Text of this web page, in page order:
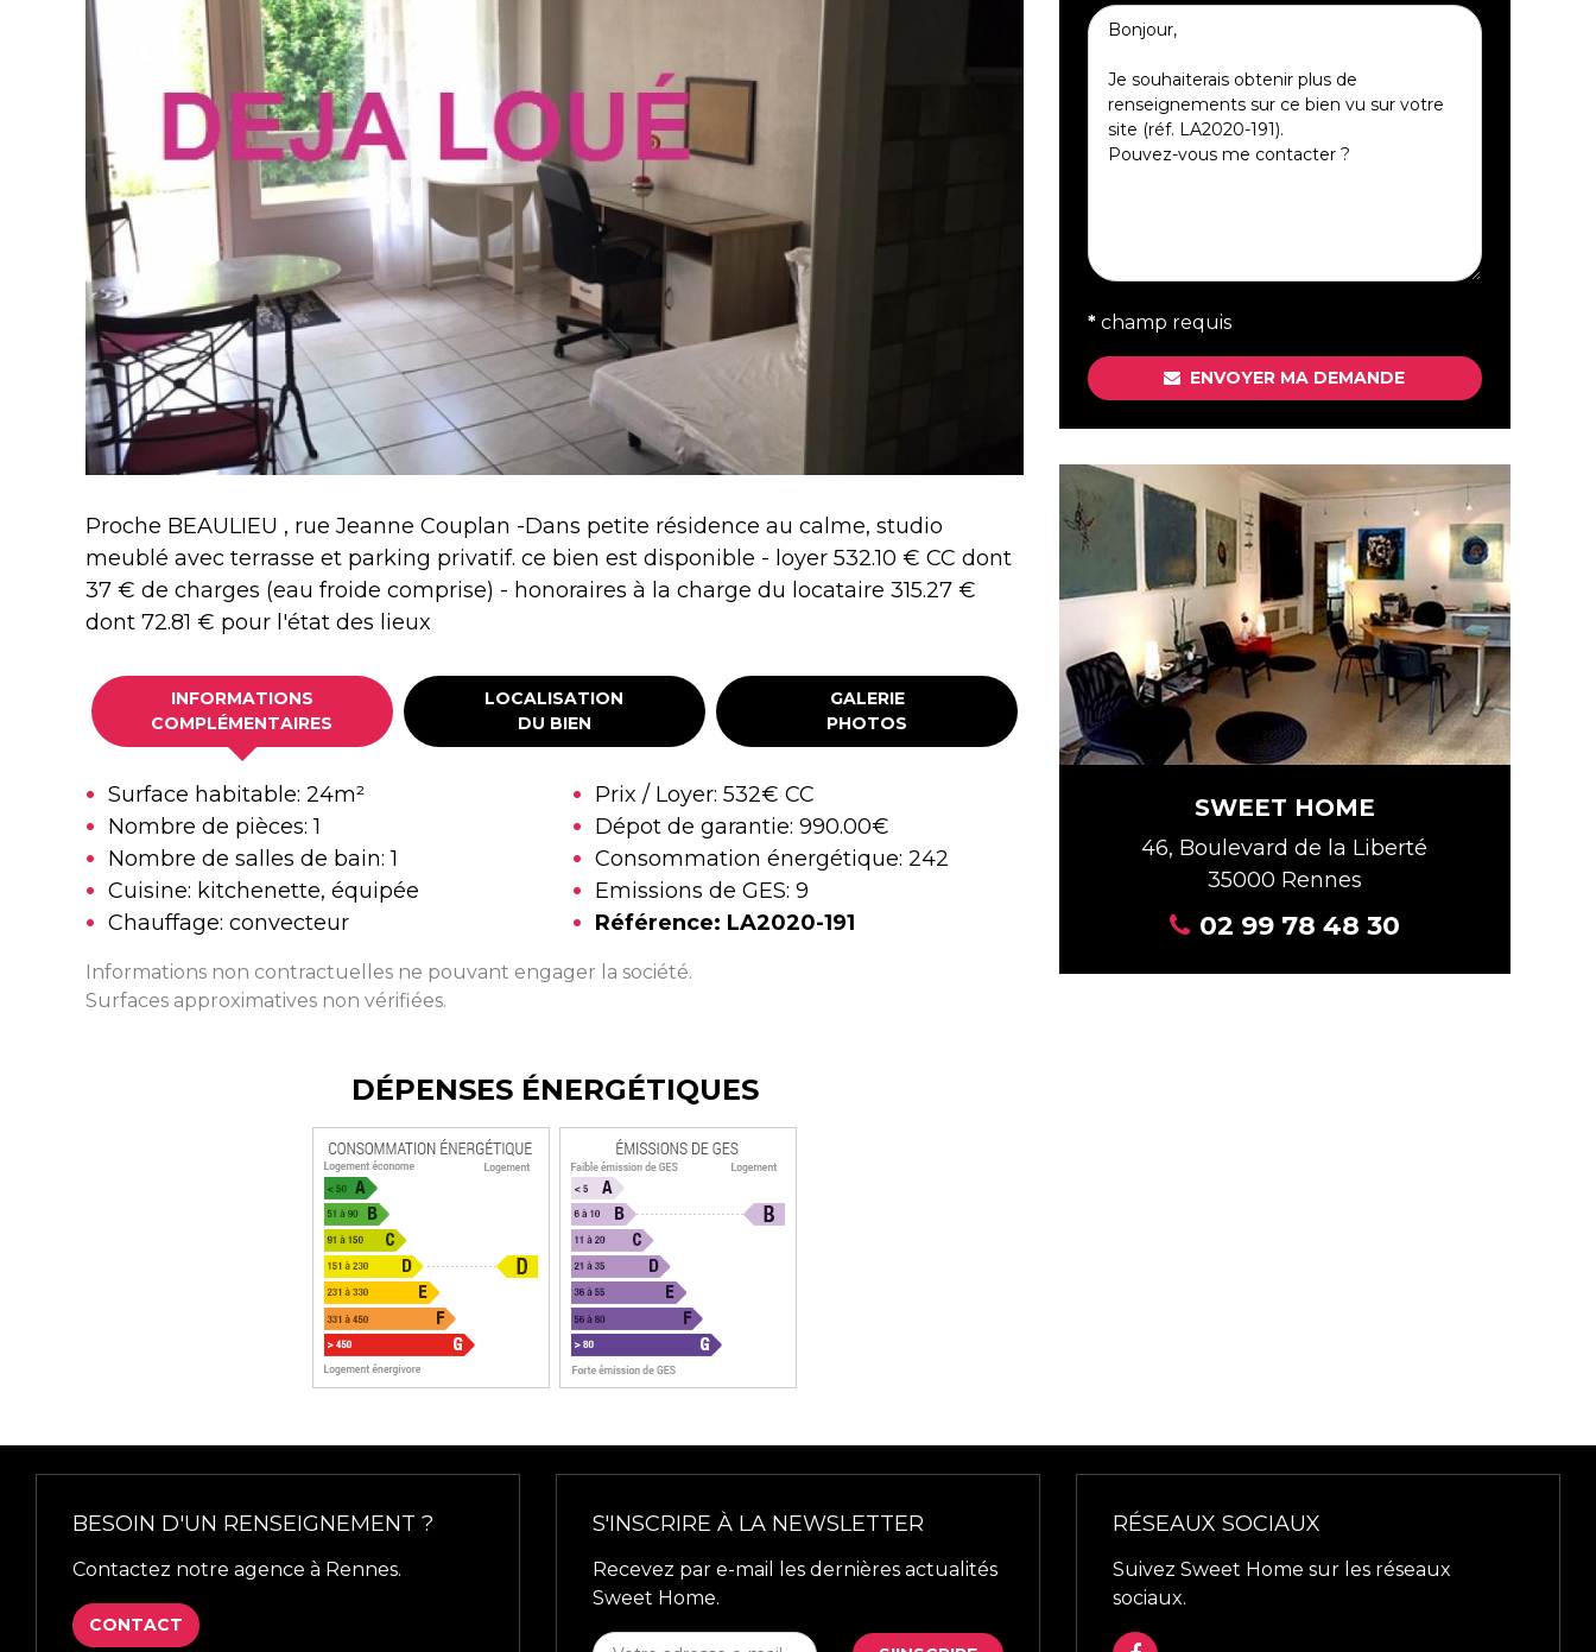
Proche BEAULIEU , rue Jeanne Couplan -Dans petite résidence au calme, studio
meublé avec terrasse et parking privatif. ce bien est disponible - loyer 532.10 € CC dont
37 € de charges (eau froide comprise) - honoraires à la charge du locataire 315.27 €
dont 72.81 € pour l'état des lieux
INFORMATIONS
COMPLÉMENTAIRES
LOCALISATION
DU BIEN
GALERIE
PHOTOS
Surface habitable:24m²
Nombre de pièces:1
Nombre de salles de bain:1
Cuisine: kitchenette, équipée
Chauffage:convecteur
Prix / Loyer:532€ CC
Dépot de garantie:990.00€
Consommation énergétique:242
Emissions de GES:9
Référence: LA2020-191
Informations non contractuelles ne pouvant engager la société.
Surfaces approximatives non vérifiées.
DÉPENSES ÉNERGÉTIQUES
*MESSAGE
* champ requis
ENVOYER MA DEMANDE
SWEET HOME
46, Boulevard de la Liberté
35000 Rennes
02 99 78 48 30
BESOIN D'UN RENSEIGNEMENT ?
Contactez notre agence à Rennes.
CONTACT
S'INSCRIRE À LA NEWSLETTER
Recevez par e-mail les dernières actualités
Sweet Home.
S'INSCRIRE
RÉSEAUX SOCIAUX
Suivez Sweet Home sur les réseaux
sociaux.